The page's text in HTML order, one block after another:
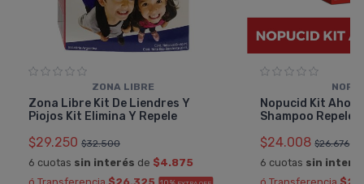
ZONA LIBRE
Zona Libre Kit De Liendres Y
Piojos Kit Elimina Y Repele
$29.250 $32.500
6 cuotas sin interés de $4.875
Nopucid Kit
Shampoo
$24.008 $26.676
6 cuotas sin